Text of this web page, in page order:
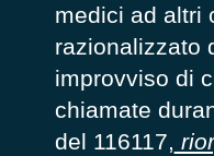
medici ad altri
razionalizzato
improvviso di
chiamate
del 116117,